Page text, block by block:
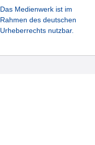
Das Medienwerk ist im
Rahmen des deutschen
Urheberrechts nutzbar.